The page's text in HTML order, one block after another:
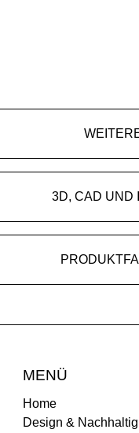
3D, CAD UND
MENÜ
Home
Design &